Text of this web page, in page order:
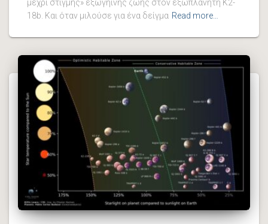
μέχρι στιγμής» εξωγήινης ζωής στον εξωπλανήτη K2-
18b. Και όταν μιλούσε για ένα δείγμα Read more…